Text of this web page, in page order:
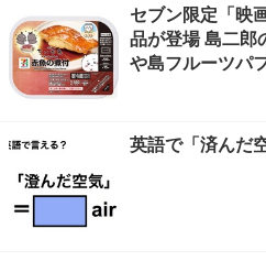
セブン限定「映
品が登場 島二郎
や島フルーツパ
英語で「済んだ